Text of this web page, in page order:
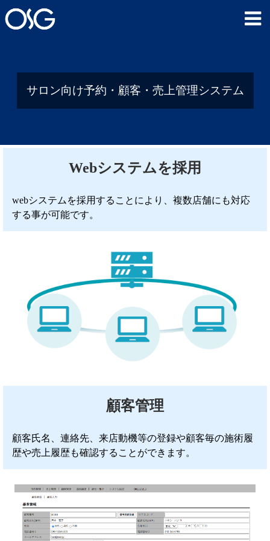
サロン向け予約・顧客・売上管理システム
Webシステムを採用
webシステムを採用することにより、複数店舗にも対応
する事が可能です。
顧客管理
顧客氏名、連絡先、来店動機等の登録や顧客毎の施術履
歴や売上履歴も確認することができます。